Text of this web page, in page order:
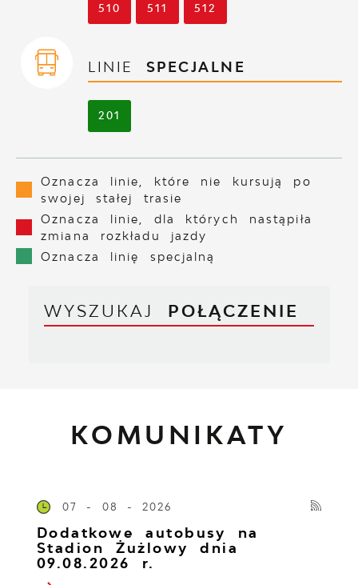
510 511 512
LINIE SPECJALNE
201
Oznacza linie, które nie kursują po
swojej stałej trasie
Oznacza linie, dla których nastąpiła
zmiana rozkładu jazdy
Oznacza linię specjalną
WYSZUKAJ POŁĄCZENIE
KOMUNIKATY
07 - 08 - 2026
Dodatkowe autobusy na
Stadion Żużlowy dnia
09.08.2026 r.